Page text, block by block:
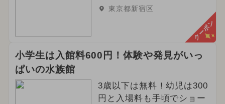
東京都新宿区
クーポン
小学生は入館料600円！体験や発見がいっ
ぱいの水族館
3歳以下は無料！幼児は300
円と入場料も手頃でショー